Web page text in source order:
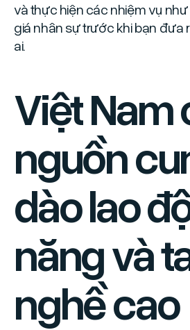
và thực hiện các nhiệm vụ
giá nhân sự trước khi bạn đưa
ai.
Việt Nam
nguồn
dào lao
năng và
nghề cao